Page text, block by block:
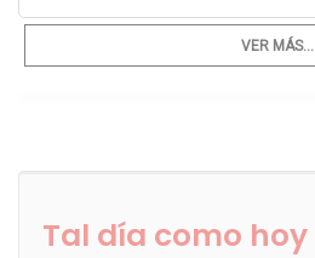
VER MÁS...
Tal día como hoy